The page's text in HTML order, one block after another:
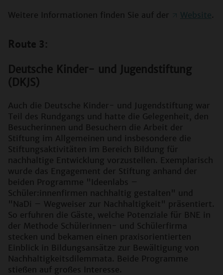
Weitere Informationen finden Sie auf der Website.
Route 3:
Deutsche Kinder- und Jugendstiftung
(DKJS)
Auch die Deutsche Kinder- und Jugendstiftung war
Teil des Rundgangs und hatte die Gelegenheit, den
Besucherinnen und Besuchern die Arbeit der
Stiftung im Allgemeinen und insbesondere die
Stiftungsaktivitäten im Bereich Bildung für
nachhaltige Entwicklung vorzustellen. Exemplarisch
wurde das Engagement der Stiftung anhand der
beiden Programme "Ideenlabs –
Schüler:innenfirmen nachhaltig gestalten" und
"NaDi – Wegweiser zur Nachhaltigkeit" präsentiert.
So erfuhren die Gäste, welche Potenziale für BNE in
der Methode Schülerinnen- und Schülerfirma
stecken und bekamen einen praxisorientierten
Einblick in Bildungsansätze zur Bewältigung von
Nachhaltigkeitsdilemmata. Beide Programme
stießen auf großes Interesse.